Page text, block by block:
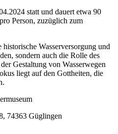
statt und dauert etwa 90
Person, zuzüglich zum
Wasserversorgung und
sondern auch die Rolle des
Gestaltung von Wasserwegen
liegt auf den Gottheiten, die
74363 Güglingen